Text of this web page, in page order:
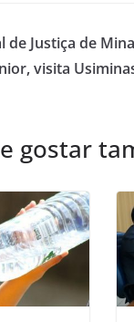
Justiça de
visita
gostar